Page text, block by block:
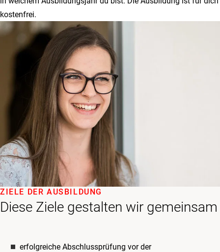
kostenfrei.
Diese Ziele gestalten wir gemeinsam
ZIELE DER AUSBILDUNG
erfolgreiche Abschlussprüfung vor der